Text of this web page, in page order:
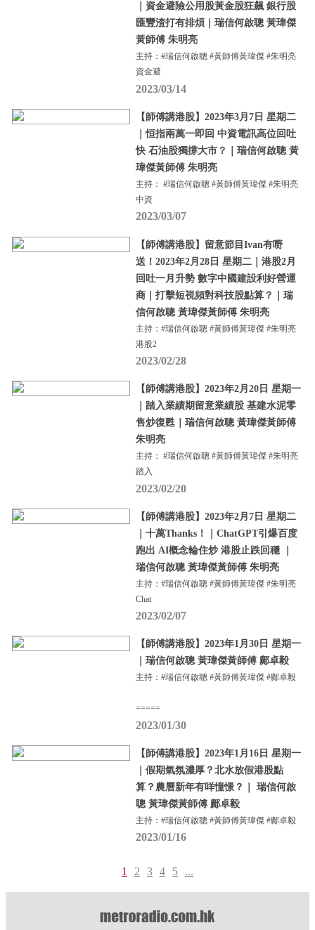
｜資金避險公用股黃金股狂飆 銀行股
匯豐渣打有排煩｜瑞信何啟聰 黃瑋傑
黃師傅 朱明亮
主持：#瑞信何啟聰 #黃師傅黃瑋傑 #朱明亮
資金避
2023/03/14
【師傅講港股】2023年3月7日 星期二
｜恒指兩萬一即回 中資電訊高位回吐
快 石油股獨撐大市？｜瑞信何啟聰 黃
瑋傑黃師傅 朱明亮
主持： #瑞信何啟聰 #黃師傅黃瑋傑 #朱明亮
中資
2023/03/07
【師傅講港股】留意節目Ivan有嘢
送！2023年2月28日 星期二｜港股2月
回吐一月升勢 數字中國建設利好營運
商｜打擊短視頻對科技股點算？｜瑞
信何啟聰 黃瑋傑黃師傅 朱明亮
主持：#瑞信何啟聰 #黃師傅黃瑋傑 #朱明亮
港股2
2023/02/28
【師傅講港股】2023年2月20日 星期一
｜踏入業績期留意業績股 基建水泥零
售炒復甦｜瑞信何啟聰 黃瑋傑黃師傅
朱明亮
主持： #瑞信何啟聰 #黃師傅黃瑋傑 #朱明亮
踏入
2023/02/20
【師傅講港股】2023年2月7日 星期二
｜十萬Thanks！｜ChatGPT引爆百度
跑出 AI概念輪住炒 港股止跌回穩 ｜
瑞信何啟聰 黃瑋傑黃師傅 朱明亮
主持：#瑞信何啟聰 #黃師傅黃瑋傑 #朱明亮
Chat
2023/02/07
【師傅講港股】2023年1月30日 星期一
｜瑞信何啟聰 黃瑋傑黃師傅 鄺卓毅
主持：#瑞信何啟聰 #黃師傅黃瑋傑 #鄺卓毅
=====
2023/01/30
【師傅講港股】2023年1月16日 星期一
｜假期氣氛濃厚？北水放假港股點
算？農曆新年有咩憧憬？｜ 瑞信何啟
聰 黃瑋傑黃師傅 鄺卓毅
主持：#瑞信何啟聰 #黃師傅黃瑋傑 #鄺卓毅
2023/01/16
1 2 3 4 5 ...